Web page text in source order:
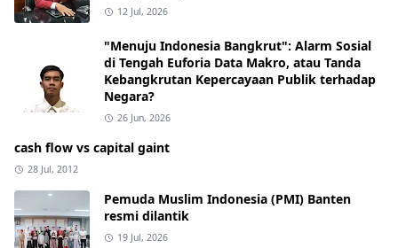
12 Jul, 2026
"Menuju Indonesia Bangkrut": Alarm Sosial
di Tengah Euforia Data Makro, atau Tanda
Kebangkrutan Kepercayaan Publik terhadap
Negara?
26 Jun, 2026
cash flow vs capital gaint
28 Jul, 2012
Pemuda Muslim Indonesia (PMI) Banten
resmi dilantik
19 Jul, 2026